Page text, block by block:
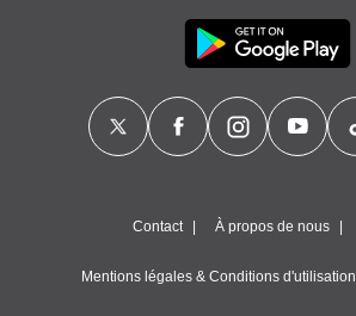
Contact À propos de nous
Mentions légales & Conditions d'utilisation